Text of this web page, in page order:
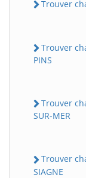
Trouver
Trouver
PINS
Trouver
SUR-MER
Trouver
SIAGNE